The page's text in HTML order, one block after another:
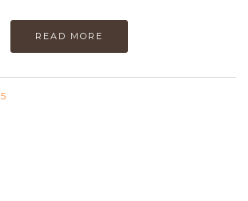
READ MORE
5